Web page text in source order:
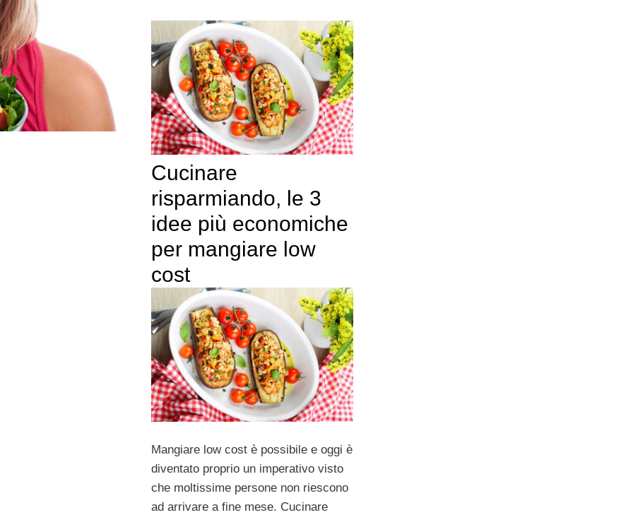
Cucinare
risparmiando, le 3
idee più economiche
per mangiare low
cost
Mangiare low cost è possibile e oggi è
diventato proprio un imperativo visto
che moltissime persone non riescono
ad arrivare a fine mese. Cucinare